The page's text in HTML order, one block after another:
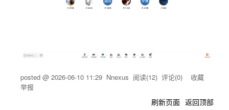
posted @ 2026-06-10 11:29 Nnexus 阅读(12) 评论(0) 收藏
举报
刷新页面 返回顶部